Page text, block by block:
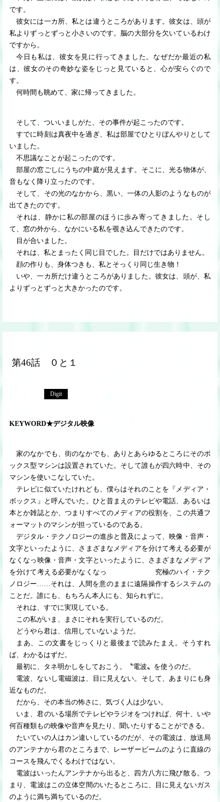
です。
彼女には一カ所、私とは違うところがあります。彼女は、頭が
私よりずっとずっと小さいのです。脳の大部分を欠いているわけ
ですから。
今日も私は、彼女を見に行ってきました。なぜだか最近の私
は、彼女のその奇妙な姿をじっと見ていると、心が安らぐので
す。
何時間も眺めて、家に帰ってきました。
そして、ついいましがた、その事件が起こったのです。
すでに時刻は真夜中を過ぎ、私は部屋でひとりぼんやりとして
いました。
不思議なことが起こったのです。
部屋の窓ごしにうちの中庭が見えます。そこに、光る物体が、
音もなく降り立ったのです。
そして、その光のなかから、黒い、一体の人影のようなものが
出てきたのです。
それは、静かに私の部屋のほうに歩み寄ってきました。そし
て、窓の外から、なかにいる私を覗き込んできたのです。
目が合いました。
それは、私とまったく同じ目でした。目だけではありません。
顔の作りも、身体つきも、私とそっくり同じ生き物！
いや、一カ所だけ違うところがありました。彼女は、頭が、私
よりずっとずっと大きかったのです。
第46話 ０と１
Digit
KEYWORD★デジタル映像
家のなかでも、街のなかでも、ありとあらゆるところにそのボ
ックス型マシンは設置されていた。そして誰もが四六時中、その
マシンを使いこなしていた。
テレビに似ていたけれども、僕らはそれのことを『メディア・
ボックス』と呼んでいた。ひと昔まえのテレビや電話、あるいは
本とか雑誌とか、つまりすべてのメディアの役割を、この共通フ
ォーマットのマシンが担っているのである。
デジタル・テクノロジーの進歩と普及によって、映像・音声・
文字といったように、さまざまなメディアを分けて考える必要が
なくなっ映像・音声・文字といったように、さまざまなメディア
を分けて考える必要がなくなっ 究極のハイ・テク
ノロジー……それは、人間を意のままに遠隔操作するシステムの
ことだ。誰にも、もちろん本人にも、知られずに。
それは、すでに実現している。
この私がいま、まさにそれを実行しているのだ。
どうやら君は、信用していないようだ。
まあ、この文書をじっくりと最後まで読みたまえ。そうすれ
ば、わかるはずだ。
最初に、タネ明かしをしておこう。〝電波〟を使うのだ。
電波、ないし電磁波は、目に見えない。そして、あまりにも身
近なものだ。
だから、その本当の怖さに、気づく人は少ない。
いま、君のいる場所でテレビやラジオをつければ、何十、いや
何百種類もの映像や音声を見たり、聞いたりすることができる。
たいていの人はカン違いしているのだが、その電波は、放送局
のアンテナから君のところまで、レーザービームのように直線の
コースを飛んでくるわけではない。
電波はいったんアンテナから出ると、四方八方に飛び散る。つ
まり、電波はこの立体空間のいたるところに、目に見えないガス
のように満ち満ちているのだ。